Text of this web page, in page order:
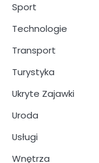
Sport
Technologie
Transport
Turystyka
Ukryte Zajawki
Uroda
Usługi
Wnętrza